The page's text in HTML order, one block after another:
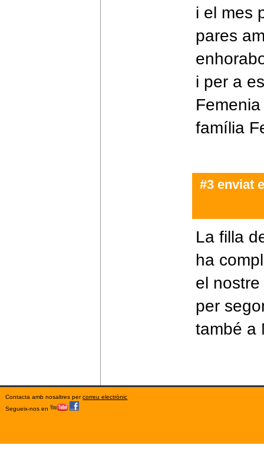
i el mes
pares
i per a
família
#3 enviat
La filla
ha
el
per
també a
Contacta amb nosaltres percorreu electrònic
Segueix-nos en